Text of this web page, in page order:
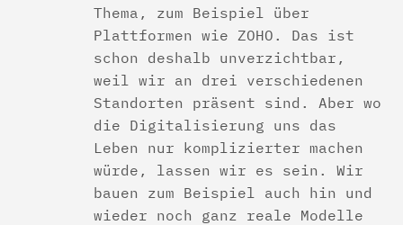
Thema, zum Beispiel über
Plattformen wie ZOHO. Das ist
schon deshalb unverzichtbar,
weil wir an drei verschiedenen
Standorten präsent sind. Aber wo
die Digitalisierung uns das
Leben nur komplizierter machen
würde, lassen wir es sein. Wir
bauen zum Beispiel auch hin und
wieder noch ganz reale Modelle